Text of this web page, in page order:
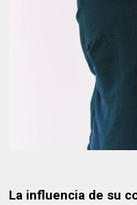
La influencia de su